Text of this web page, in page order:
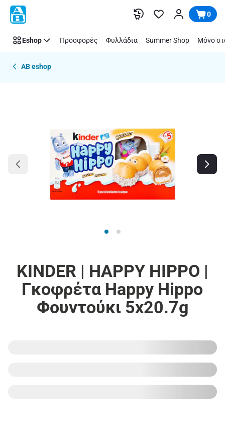
Παράλειψη 0
Eshop Προσφορές Φυλλάδια Summer Shop Μόνο
AB eshop
KINDER | HAPPY HIPPO |
Γκοφρέτα Happy Hippo
Φουντούκι 5x20.7g